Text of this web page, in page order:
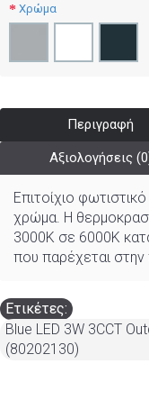
Χρώμα
Περιγραφή
Αξιολογήσεις
Επιτοίχιο
χρώμα. Η
3000K σε 6000K
που παρέχεται στην
Ετικέτες:
Blue LED 3W 3CCT
(80202130)